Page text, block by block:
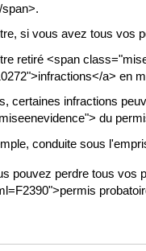
si vous avez tous vos
retiré <span
a> en
certaines infractions
du
conduite sous
pouvez perdre tous vos